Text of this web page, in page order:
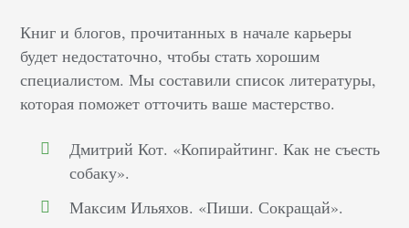
Книг и блогов, прочитанных в начале карьеры
будет недостаточно, чтобы стать хорошим
специалистом. Мы составили список литературы,
которая поможет отточить ваше мастерство.
Дмитрий Кот. «Копирайтинг. Как не съесть
собаку».
Максим Ильяхов. «Пиши. Сокращай».